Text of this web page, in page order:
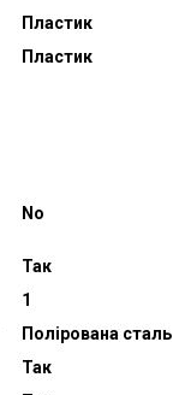
Пластик
Пластик
No
Так
1
Полірована сталь
Так